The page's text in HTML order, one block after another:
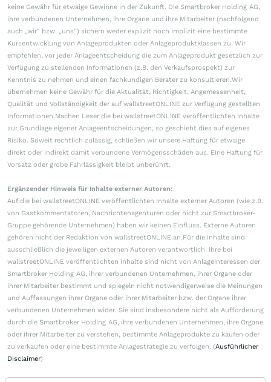
keine Gewähr für etwaige Gewinne in der Zukunft. Die Smartbroker Holding AG,
ihre verbundenen Unternehmen, ihre Organe und ihre Mitarbeiter (nachfolgend
auch „wir“ bzw. „uns“) sichern weder explizit noch implizit eine bestimmte
Kursentwicklung von Anlageprodukten oder Anlageproduktklassen zu. Wir
empfehlen, vor jeder Anlageentscheidung die zum Anlageprodukt gesetzlich zur
Verfügung zu stellenden Informationen (z.B. den Verkaufsprospekt) zur
Kenntnis zu nehmen und einen fachkundigen Berater zu konsultieren.Wir
übernehmen keine Gewähr für die Aktualität, Richtigkeit, Angemessenheit,
Qualität und Vollständigkeit der auf wallstreetONLINE zur Verfügung gestellten
Informationen.Machen Leser die bei wallstreetONLINE veröffentlichten Inhalte
zur Grundlage eigener Anlageentscheidungen, so geschieht dies auf eigenes
Risiko. Soweit rechtlich zulässig, schließen wir unsere Haftung für etwaige
direkt oder indirekt damit verbundene Vermögensschäden aus. Eine Haftung für
Vorsatz oder grobe Fahrlässigkeit bleibt unberührt.
Ergänzender Hinweis für Inhalte externer Autoren:
Auf die bei wallstreetONLINE veröffentlichten Inhalte externer Autoren (wie z.B.
von Gastkommentatoren, Nachrichtenagenturen oder nicht zur Smartbroker-
Gruppe gehörende Unternehmen) haben wir keinen Einfluss. Externe Autoren
gehören nicht der Redaktion von wallstreetONLINE an.Für die Inhalte sind
ausschließlich die jeweiligen externen Autoren verantwortlich. Ihre bei
wallstreetONLINE veröffentlichten Inhalte sind nicht von Anlageinteressen der
Smartbroker Holding AG, ihrer verbundenen Unternehmen, ihrer Organe oder
ihrer Mitarbeiter bestimmt und spiegeln nicht notwendigerweise die Meinungen
und Auffassungen ihrer Organe oder ihrer Mitarbeiter bzw. der Organe ihrer
verbundenen Unternehmen wider. Sie sind insbesondere nicht als Aufforderung
durch die Smartbroker Holding AG, ihre verbundenen Unternehmen, ihre Organe
oder ihrer Mitarbeiter zu verstehen, bestimmte Anlageprodukte zu kaufen oder
zu verkaufen oder eine bestimmte Anlagestrategie zu verfolgen. (Ausführlicher
Disclaimer)